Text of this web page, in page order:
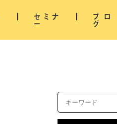
セミナ
ー
ブロ
グ